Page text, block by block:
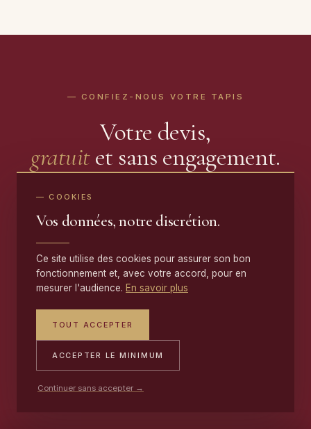
— CONFIEZ-NOUS VOTRE TAPIS
Votre devis,
gratuitet sans engagement.
Réponse sous 48 h · Collecte et livraison offertes ·
NOUS CONTACTER
PORTABLE
06 17 59 32 54
09 50 91 88 85
— COOKIES
Vos données, notre discrétion.
Ce site utilise des cookies pour assurer son bon
fonctionnement et, avec votre accord, pour en
mesurer l'audience. En savoir plus
TOUT ACCEPTER
ACCEPTER LE MINIMUM
Continuer sans accepter →